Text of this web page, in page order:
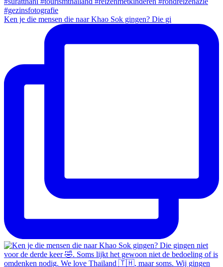
Ken je die mensen die naar Khao Sok gingen? Die gi